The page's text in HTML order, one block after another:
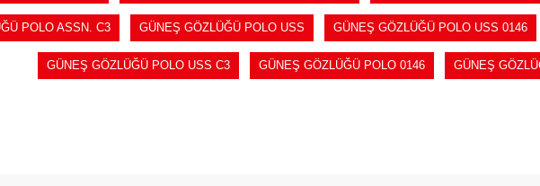
POLO ASSN. C3 GÜNEŞ GÖZLÜĞÜ POLO USS GÜNEŞ GÖZLÜĞÜ POLO USS 0146
GÜNEŞ GÖZLÜĞÜ POLO USS C3 GÜNEŞ GÖZLÜĞÜ POLO 0146 GÜNEŞ